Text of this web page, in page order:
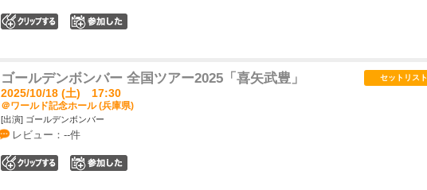
ゴールデンボンバー 全国ツアー2025「喜矢武豊」
2025/10/18 (土) 17:30
＠ワールド記念ホール (兵庫県)
[出演] ゴールデンボンバー
レビュー：--件
セットリスト